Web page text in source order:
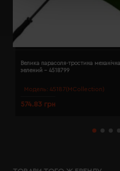
Модель: 45187(MCollection)
Велика парасоля-тростина
зелений - 4518799
574.83 грн